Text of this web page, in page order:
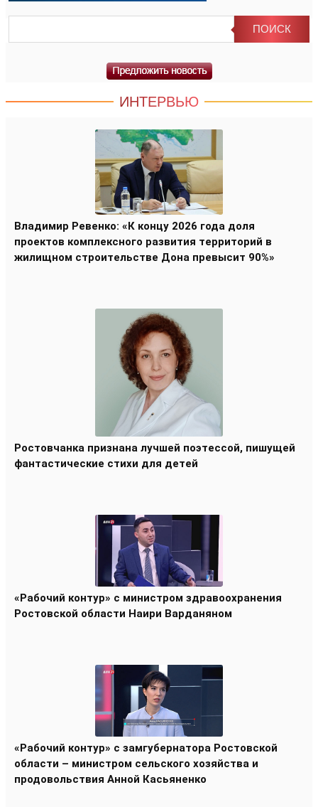
ИНТЕРВЬЮ
Владимир Ревенко: «К концу 2026 года доля
проектов комплексного развития территорий в
жилищном строительстве Дона превысит 90%»
Ростовчанка признана лучшей поэтессой, пишущей
фантастические стихи для детей
«Рабочий контур» с министром здравоохранения
Ростовской области Наири Варданяном
«Рабочий контур» с замгубернатора Ростовской
области – министром сельского хозяйства и
продовольствия Анной Касьяненко